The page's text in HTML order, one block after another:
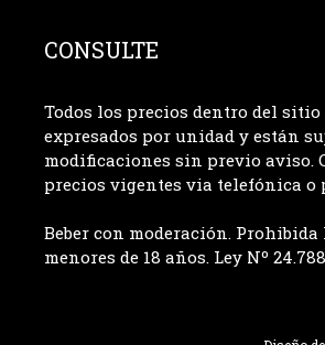
CONSULTE
Todos los precios dentro del sitio
expresados por unidad y están
modificaciones sin previo aviso.
precios vigentes via telefónica o
Beber con moderación. Prohibida
menores de 18 años. Ley Nº 24.788